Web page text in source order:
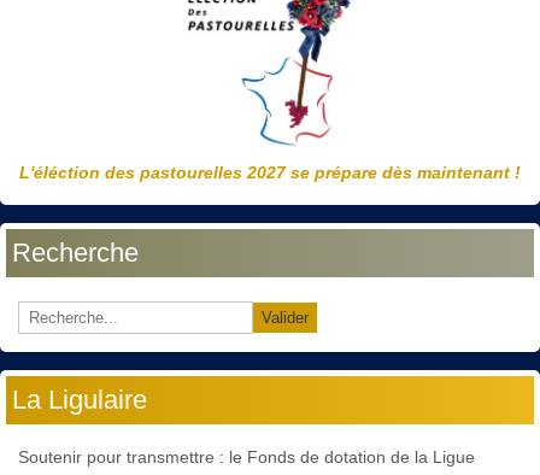
L'éléction des pastourelles 2027 se prépare dès maintenant !
Recherche
Valider
La Ligulaire
Soutenir pour transmettre : le Fonds de dotation de la Ligue